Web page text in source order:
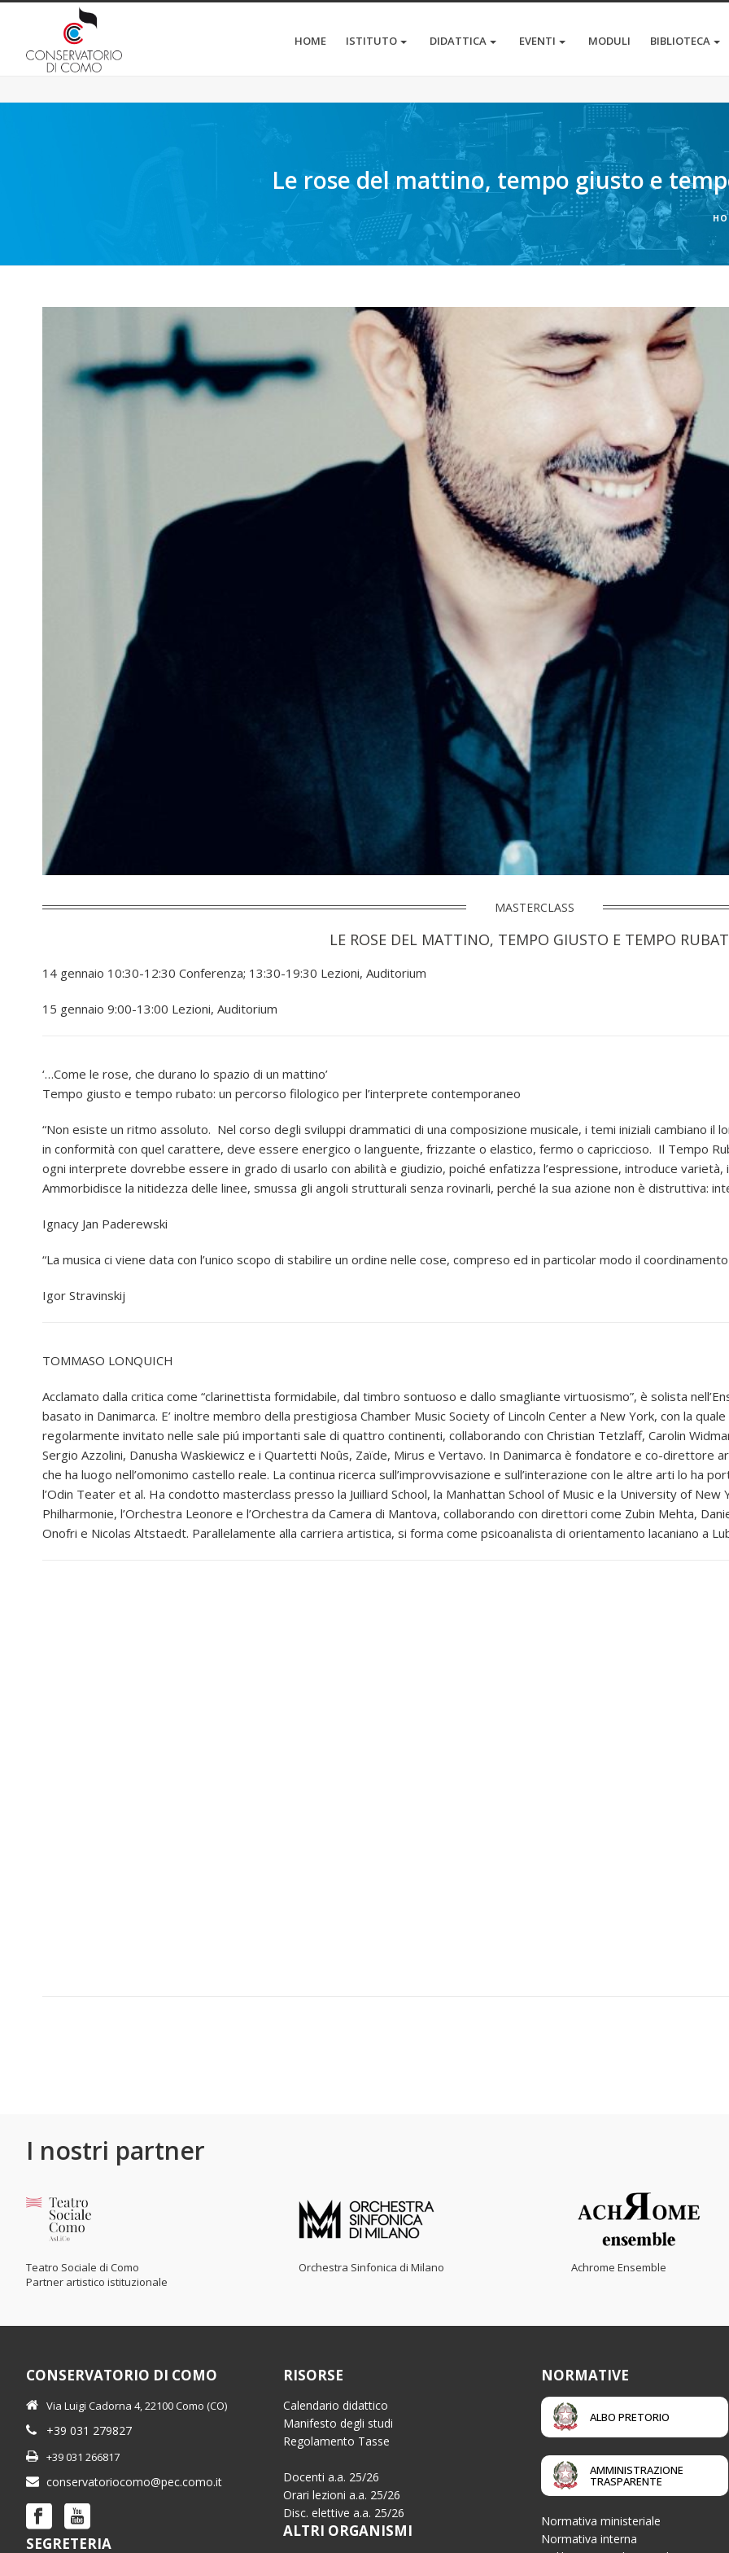
HOME ISTITUTO DIDATTICA EVENTI MODULI BIBLIOTECA
Le rose del mattino, tempo giusto e
MASTERCLASS
LE ROSE DEL MATTINO, TEMPO GIUSTO E TEMPO
14 gennaio 10:30-12:30 Conferenza; 13:30-19:30 Lezioni, Auditorium
15 gennaio 9:00-13:00 Lezioni, Auditorium
‘…Come le rose, che durano lo spazio di un mattino’
Tempo giusto e tempo rubato: un percorso filologico per l’interprete contemporaneo
“Non esiste un ritmo assoluto. Nel corso degli sviluppi drammatici di una composizione musicale, i temi iniziali cambiano il
in conformità con quel carattere, deve essere energico o languente, frizzante o elastico, fermo o capriccioso. Il Tempo
ogni interprete dovrebbe essere in grado di usarlo con abilità e giudizio, poiché enfatizza l’espressione, introduce varietà,
Ammorbidisce la nitidezza delle linee, smussa gli angoli strutturali senza rovinarli, perché la sua azione non è distruttiva:
Ignacy Jan Paderewski
“La musica ci viene data con l’unico scopo di stabilire un ordine nelle cose, compreso ed in particolar modo il
Igor Stravinskij
TOMMASO LONQUICH
Acclamato dalla critica come “clarinettista formidabile, dal timbro sontuoso e dallo smagliante virtuosismo”, è solista
basato in Danimarca. E’ inoltre membro della prestigiosa Chamber Music Society of Lincoln Center a New York, con la
regolarmente invitato nelle sale piú importanti sale di quattro continenti, collaborando con Christian Tetzlaff, Carolin
Sergio Azzolini, Danusha Waskiewicz e i Quartetti Noûs, Zaïde, Mirus e Vertavo. In Danimarca è fondatore e co-direttore
che ha luogo nell’omonimo castello reale. La continua ricerca sull’improvvisazione e sull’interazione con le altre arti lo ha
l’Odin Teater et al. Ha condotto masterclass presso la Juilliard School, la Manhattan School of Music e la University of
Philharmonie, l’Orchestra Leonore e l’Orchestra da Camera di Mantova, collaborando con direttori come Zubin Mehta,
Onofri e Nicolas Altstaedt. Parallelamente alla carriera artistica, si forma come psicoanalista di orientamento lacaniano a
I nostri partner
Teatro Sociale di Como
Partner artistico istituzionale
Orchestra Sinfonica di Milano Achrome Ensemble
CONSERVATORIO DI COMO
Via Luigi Cadorna 4, 22100 Como (CO)
+39 031 279827
+39 031 266817
conservatoriocomo@pec.como.it
SEGRETERIA
RISORSE
Calendario didattico
Manifesto degli studi
Regolamento Tasse
Docenti a.a. 25/26
Orari lezioni a.a. 25/26
Disc. elettive a.a. 25/26
ALTRI ORGANISMI
NORMATIVE
ALBO PRETORIO
AMMINISTRAZIONE
TRASPARENTE
Normativa ministeriale
Normativa interna